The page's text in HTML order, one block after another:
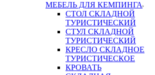
МЕБЕЛЬ ДЛЯ КЕМПИНГА
СТОЛ СКЛАДНОЙ
ТУРИСТИЧЕСКИЙ
СТУЛ СКЛАДНОЙ
ТУРИСТИЧЕСКИЙ
КРЕСЛО СКЛАДНОЕ
ТУРИСТИЧЕСКОЕ
КРОВАТЬ